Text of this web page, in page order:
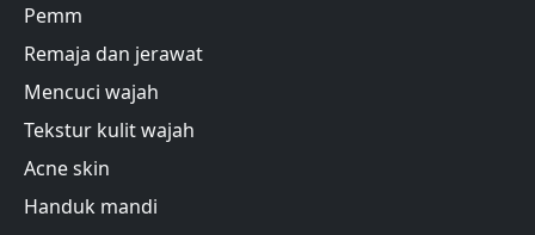
Pemm
Remaja dan jerawat
Mencuci wajah
Tekstur kulit wajah
Acne skin
Handuk mandi